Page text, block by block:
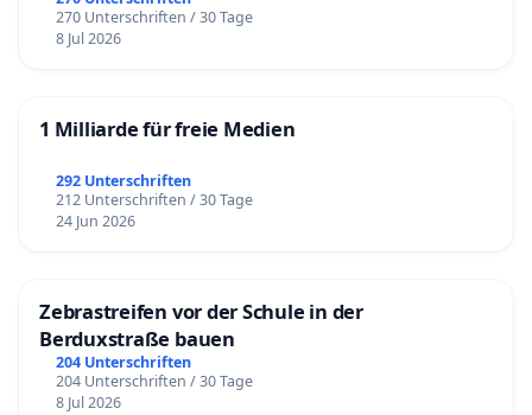
270 Unterschriften / 30 Tage
8 Jul 2026
1 Milliarde für freie Medien
292 Unterschriften
212 Unterschriften / 30 Tage
24 Jun 2026
Zebrastreifen vor der Schule in der
Berduxstraße bauen
204 Unterschriften
204 Unterschriften / 30 Tage
8 Jul 2026